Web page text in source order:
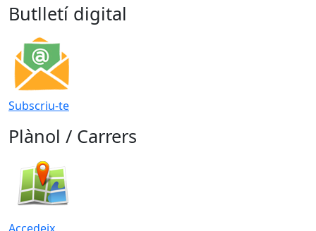
Butlletí digital
Subscriu-te
Plànol / Carrers